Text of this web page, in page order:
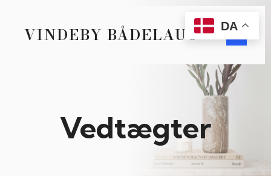
VINDEBY BÅDELAUG
Vedtægter
DA